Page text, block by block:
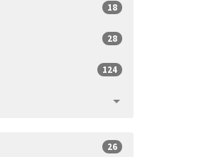
18
28
124
26